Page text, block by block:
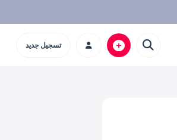
تسجيل جديد